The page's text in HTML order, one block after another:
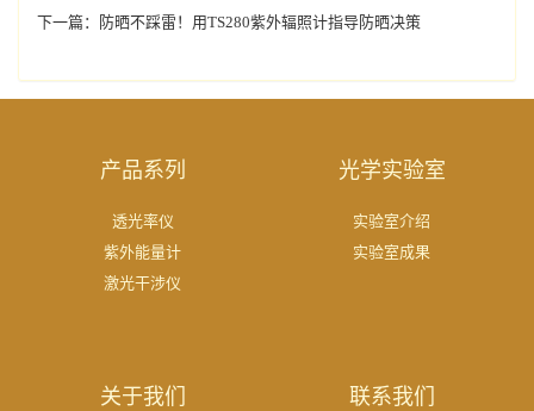
下一篇：
防晒不踩雷！用TS280紫外辐照计指导防晒决策
产品系列
透光率仪
紫外能量计
激光干涉仪
光学实验室
实验室介绍
实验室成果
关于我们 联系我们